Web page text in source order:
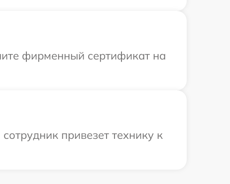
фирменный сертификат на
привезет технику к